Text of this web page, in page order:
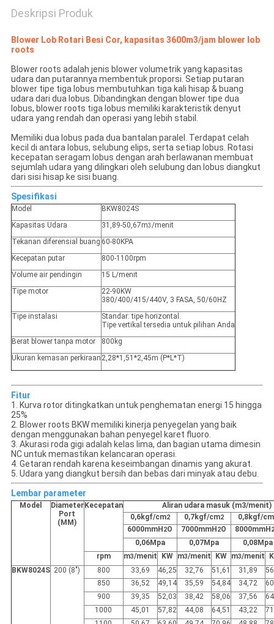
Deskripsi Produk
Blower Lob Rotari Besi Cor, kapasitas 3600m3/jam blower lob
roots
Blower roots adalah jenis blower volumetrik yang kapasitas
udara dan putarannya membentuk proporsi. Setiap putaran
blower tipe tiga lobus membutuhkan tiga kali hisap & buang
udara dari dua lobus. Dibandingkan dengan blower tipe dua
lobus, blower roots tiga lobus memiliki karakteristik denyut
udara yang rendah dan operasi yang lebih stabil.
Memiliki dua lobus pada dua bantalan paralel. Terdapat celah
kecil di antara lobus, selubung elips, serta setiap lobus. Rotasi
kecepatan seragam lobus dengan arah berlawanan membuat
sejumlah udara yang dilingkari oleh selubung dan lobus diangkut
dari sisi hisap ke sisi buang.
Spesifikasi
Model
BKW8024S
Kapasitas Udara
31,89-50,67m3/menit
Tekanan diferensial buang 60-80KPA
Kecepatan putar
800-1100rpm
Volume air pendingin
15 L/menit
Tipe motor
22-90KW
380/400/415/440V, 3 FASA, 50/60HZ
Tipe instalasi
Standar: tipe horizontal.
Tipe vertikal tersedia untuk pilihan Anda
Berat blower tanpa motor
800kg
Ukuran kemasan perkiraan 2,28*1,51*2,45m (P*L*T)
Fitur
1. Kurva rotor ditingkatkan untuk penghematan energi 15 hingga
25%
2. Blower roots BKW memiliki kinerja penyegelan yang baik
dengan menggunakan bahan penyegel karet fluoro.
3. Akurasi roda gigi adalah kelas lima, dan bagian utama dimesin
NC untuk memastikan kelancaran operasi.
4. Getaran rendah karena keseimbangan dinamis yang akurat.
5. Udara yang diangkut bersih dan bebas dari minyak atau debu.
Lembar parameter
Model
Diameter
Port
(MM)
Kecepatan
Aliran udara masuk (m3/menit)
0,6kgf/cm2 0,7kgf/cm2 0,8kgf/cm
6000mmH 2O 7000mmH 2O 8000mmH
0,06Mpa 0,07Mpa
0,08Mpa
rpm
m3/menit KW m3/menit KW m3/menit
BKW8024S 200 (8") 800 33,69 46,25 32,76 51,61 31,89
850
36,52 49,14 35,59 54,84 34,72
900
39,35 52,03 38,42 58,06 37,56
1000
45,01 57,82 44,08 64,51 43,22